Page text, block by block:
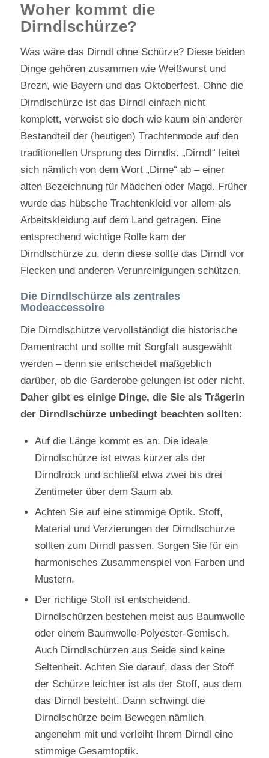
Woher kommt die
Dirndlschürze?
Was wäre das Dirndl ohne Schürze? Diese beiden
Dinge gehören zusammen wie Weißwurst und
Brezn, wie Bayern und das Oktoberfest. Ohne die
Dirndlschürze ist das Dirndl einfach nicht
komplett, verweist sie doch wie kaum ein anderer
Bestandteil der (heutigen) Trachtenmode auf den
traditionellen Ursprung des Dirndls. „Dirndl“ leitet
sich nämlich von dem Wort „Dirne“ ab – einer
alten Bezeichnung für Mädchen oder Magd. Früher
wurde das hübsche Trachtenkleid vor allem als
Arbeitskleidung auf dem Land getragen. Eine
entsprechend wichtige Rolle kam der
Dirndlschürze zu, denn diese sollte das Dirndl vor
Flecken und anderen Verunreinigungen schützen.
Die Dirndlschürze als zentrales
Modeaccessoire
Die Dirndlschütze vervollständigt die historische
Damentracht und sollte mit Sorgfalt ausgewählt
werden – denn sie entscheidet maßgeblich
darüber, ob die Garderobe gelungen ist oder nicht.
Daher gibt es einige Dinge, die Sie als Trägerin
der Dirndlschürze unbedingt beachten sollten:
Auf die Länge kommt es an. Die ideale
Dirndlschürze ist etwas kürzer als der
Dirndlrock und schließt etwa zwei bis drei
Zentimeter über dem Saum ab.
Achten Sie auf eine stimmige Optik. Stoff,
Material und Verzierungen der Dirndlschürze
sollten zum Dirndl passen. Sorgen Sie für ein
harmonisches Zusammenspiel von Farben und
Mustern.
Der richtige Stoff ist entscheidend.
Dirndlschürzen bestehen meist aus Baumwolle
oder einem Baumwolle-Polyester-Gemisch.
Auch Dirndlschürzen aus Seide sind keine
Seltenheit. Achten Sie darauf, dass der Stoff
der Schürze leichter ist als der Stoff, aus dem
das Dirndl besteht. Dann schwingt die
Dirndlschürze beim Bewegen nämlich
angenehm mit und verleiht Ihrem Dirndl eine
stimmige Gesamtoptik.